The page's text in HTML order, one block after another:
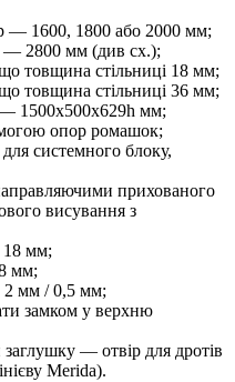
— 1600, 1800 або 2000 мм;
— 2800 мм (див сх.);
товщина стільниці 18 мм;
товщина стільниці 36 мм;
— 1500x500x629h мм;
опор ромашок;
системного блоку,
прихованого
висування з
мм;
мм;
2 мм / 0,5 мм;
замком у верхню
— отвір для дротів
Merida).